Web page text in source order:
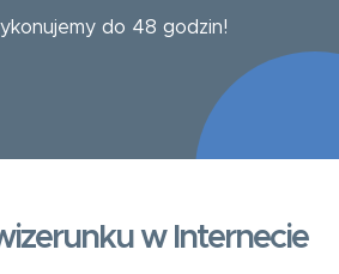
do 48 godzin!
w Internecie